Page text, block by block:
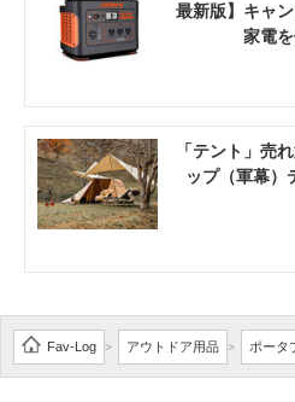
最新版】キャ
家電
「テント」売
ップ（軍幕）
Fav-Log > アウトドア用品 > ポータ